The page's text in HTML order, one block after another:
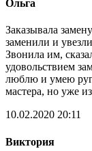
Ольга
Заказывала
заменили и
Звонила им,
удовольствием
люблю и умею
мастера, но уже
10.02.2020 20:11
Виктория